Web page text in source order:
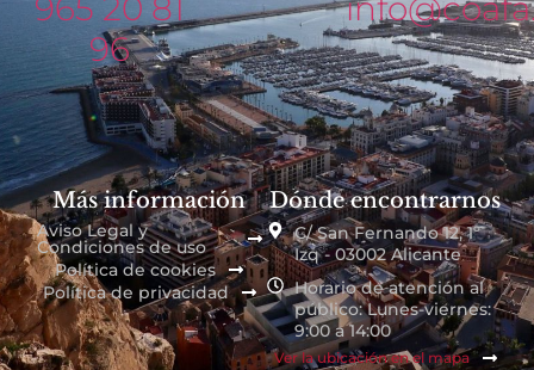
96
Más información
Aviso Legal y
Condiciones de uso
Política de cookies
Política de privacidad
Dónde encontrarnos
C/ San Fernando 12, 1º
Izq - 03002 Alicante
Horario de atención al
público: Lunes-viernes:
9:00 a 14:00
Ver la ubicación en el mapa